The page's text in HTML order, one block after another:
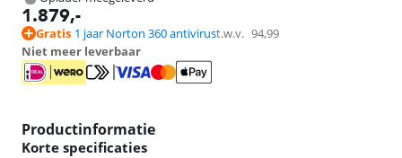
1.879,-
Gratis 1 jaar Norton 360 antivirust.w.v. 94,99
Niet meer leverbaar
Productinformatie
Korte specificaties